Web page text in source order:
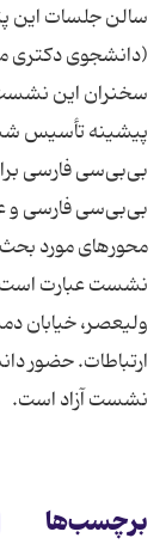
سالن جلسات این
(دانشجوی دکتری
سخنران این
پیشینه تأسیس
بی‌بی‌سی فارسی
بی‌بی‌سی فارسی و
محورهای مورد
نشست عبارت است
ارتباطات. حضور
نشست آزاد است.
برچسب‌ها